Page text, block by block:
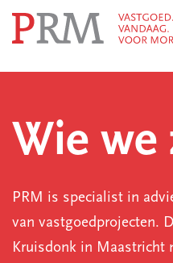
Wie we
PRM is specialist in
van vastgoedprojecten.
Kruisdonk in Maastricht